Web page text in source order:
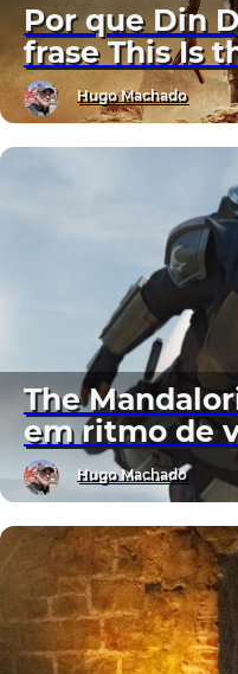
Por que Din
frase This Is
Hugo Machado
The
em ritmo de
Hugo Machado